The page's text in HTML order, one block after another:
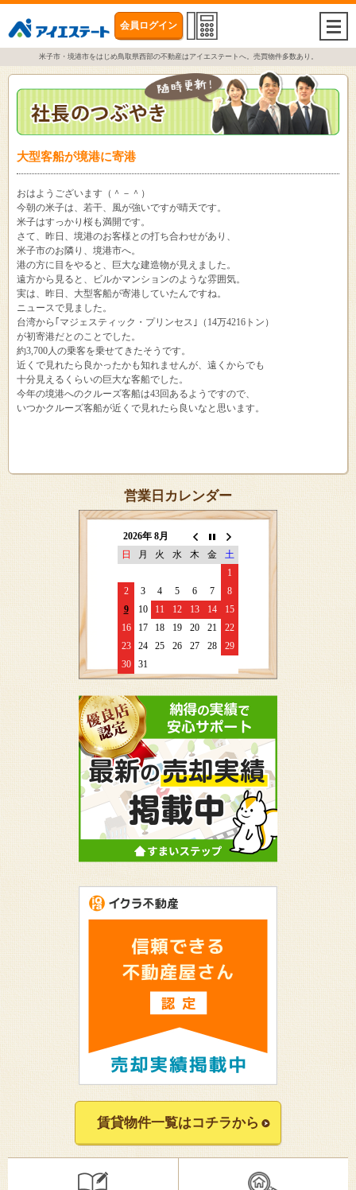
会員ログイン
米子市・境港市をはじめ鳥取県西部の不動産はアイエステートへ。売買物件多数あり。
大型客船が境港に寄港
おはようございます（＾－＾）
今朝の米子は、若干、風が強いですが晴天です。
米子はすっかり桜も満開です。
さて、昨日、境港のお客様との打ち合わせがあり、
米子市のお隣り、境港市へ。
港の方に目をやると、巨大な建造物が見えました。
遠方から見ると、ビルかマンションのような雰囲気。
実は、昨日、大型客船が寄港していたんですね。
ニュースで見ました。
台湾から｢マジェスティック・プリンセス｣（14万4216トン）
が初寄港だとのことでした。
約3,700人の乗客を乗せてきたそうです。
近くで見れたら良かったかも知れませんが、遠くからでも
十分見えるくらいの巨大な客船でした。
今年の境港へのクルーズ客船は43回あるようですので、
いつかクルーズ客船が近くで見れたら良いなと思います。
営業日カレンダー
2026年 8月
日
月 火 水 木 金
土
1
2
3 4 5 6 7
8
9
10 11 12 13 14
15
16
17 18 19 20 21
22
23
24 25 26 27 28
29
30
31
賃貸物件一覧はコチラから